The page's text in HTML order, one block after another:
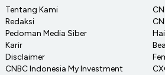
Tentang Kami
Redaksi
Pedoman Media Siber
Karir
Disclaimer
CNBC Indonesia My Investment